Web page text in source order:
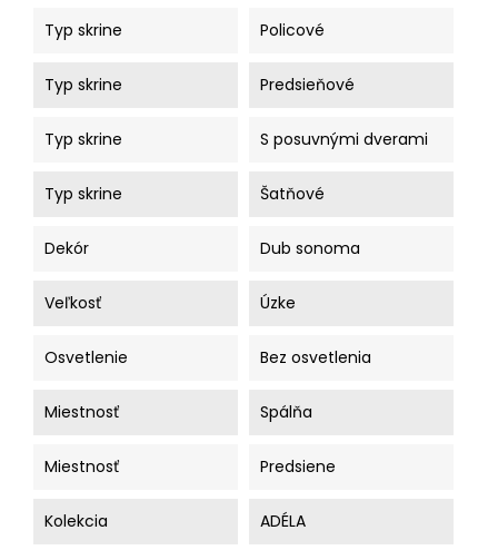
Typ skrine Policové
Typ skrine Predsieňové
Typ skrine S posuvnými dverami
Typ skrine Šatňové
Dekór Dub sonoma
Veľkosť Úzke
Osvetlenie Bez osvetlenia
Miestnosť Spálňa
Miestnosť Predsiene
Kolekcia ADÉLA